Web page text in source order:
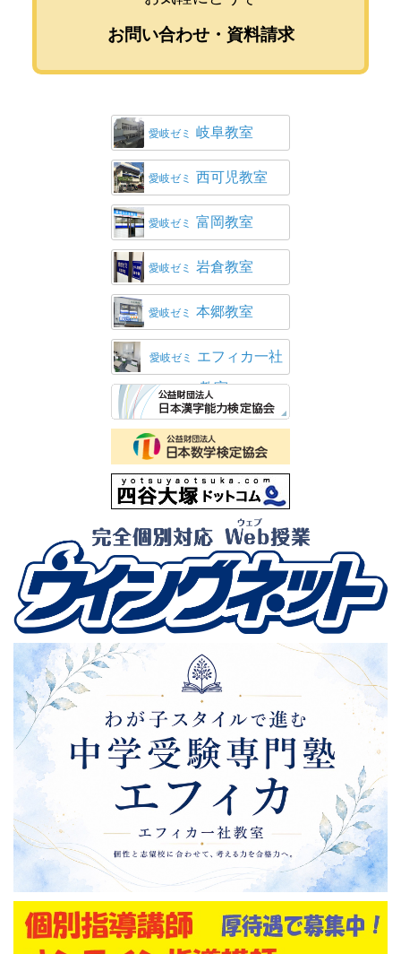
お問い合わせ・資料請求
愛岐ゼミ 岐阜教室
愛岐ゼミ 西可児教室
愛岐ゼミ 富岡教室
愛岐ゼミ 岩倉教室
愛岐ゼミ 本郷教室
愛岐ゼミ エフィカ一社
教室